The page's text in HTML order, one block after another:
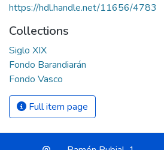
https://hdl.handle.net/11656/4783
Collections
Siglo XIX
Fondo Barandiarán
Fondo Vasco
Full item page